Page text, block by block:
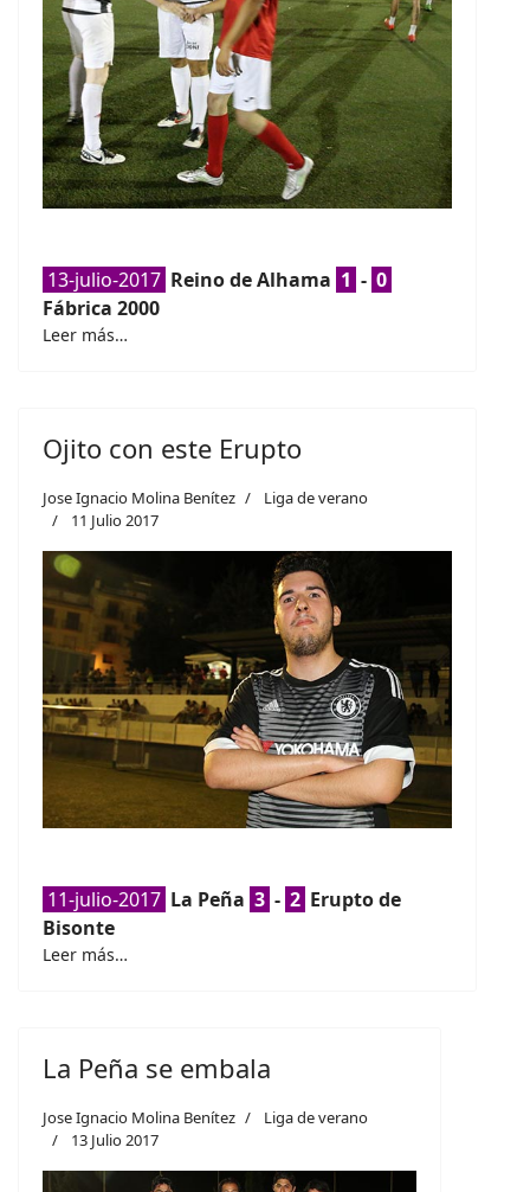
13-julio-2017 Reino de Alhama 1 - 0
Fábrica 2000
Leer más…
Ojito con este Erupto
Jose Ignacio Molina Benítez
Liga de verano
11 Julio 2017
11-julio-2017 La Peña 3 - 2 Erupto de
Bisonte
Leer más…
La Peña se embala
Jose Ignacio Molina Benítez
Liga de verano
13 Julio 2017